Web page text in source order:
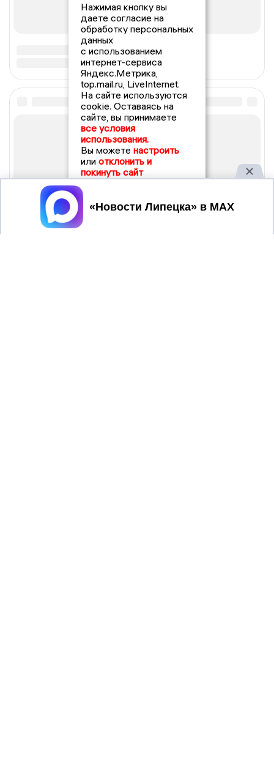
Нажимая кнопку вы
даете согласие на
обработку персональных
данных
с использованием
интернет-сервиса
Яндекс.Метрика,
top.mail.ru, LiveInternet.
На сайте используются
cookie. Оставаясь на
сайте, вы принимаете
все условия
использования.
Вы можете настроить
или отклонить и
покинуть сайт
Принять